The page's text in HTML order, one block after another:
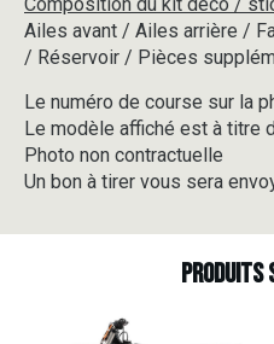
Composition du kit déco /
Ailes avant / Ailes arrière /
/ Réservoir / Pièces
Le numéro de course sur la
Le modèle affiché est à titre
Photo non contractuelle
Un bon à tirer vous sera
Produits